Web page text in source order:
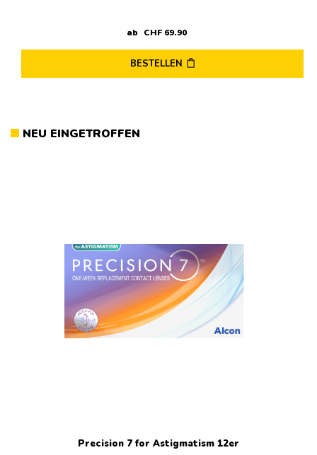
ab CHF69.90
BESTELLEN
NEU EINGETROFFEN
Precision 7 for Astigmatism 12er